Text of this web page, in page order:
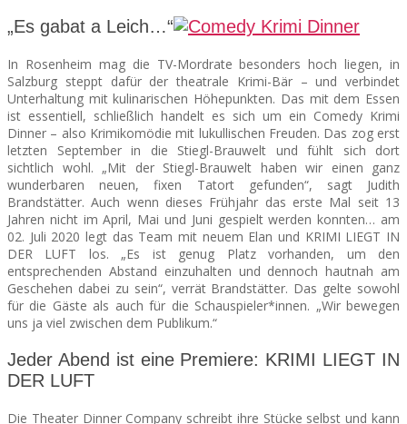
„Es gabat a Leich…“
In Rosenheim mag die TV-Mordrate besonders hoch liegen, in
Salzburg steppt dafür der theatrale Krimi-Bär – und verbindet
Unterhaltung mit kulinarischen Höhepunkten. Das mit dem Essen
ist essentiell, schließlich handelt es sich um ein Comedy Krimi
Dinner – also Krimikomödie mit lukullischen Freuden. Das zog erst
letzten September in die Stiegl-Brauwelt und fühlt sich dort
sichtlich wohl. „Mit der Stiegl-Brauwelt haben wir einen ganz
wunderbaren neuen, fixen Tatort gefunden“, sagt Judith
Brandstätter. Auch wenn dieses Frühjahr das erste Mal seit 13
Jahren nicht im April, Mai und Juni gespielt werden konnten… am
02. Juli 2020 legt das Team mit neuem Elan und KRIMI LIEGT IN
DER LUFT los. „Es ist genug Platz vorhanden, um den
entsprechenden Abstand einzuhalten und dennoch hautnah am
Geschehen dabei zu sein“, verrät Brandstätter. Das gelte sowohl
für die Gäste als auch für die Schauspieler*innen. „Wir bewegen
uns ja viel zwischen dem Publikum.“
Jeder Abend ist eine Premiere: KRIMI LIEGT IN
DER LUFT
Die Theater Dinner Company schreibt ihre Stücke selbst und kann